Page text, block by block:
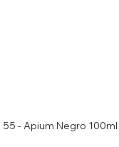
55 - Apium Negro 100ml